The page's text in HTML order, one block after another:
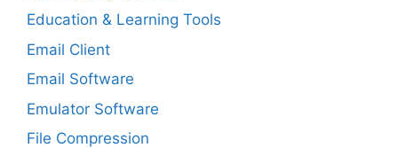
Education & Learning Tools
Email Client
Email Software
Emulator Software
File Compression